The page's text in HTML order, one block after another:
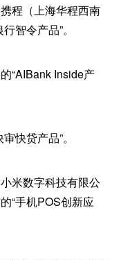
程（上海华程西南
智令产品”。
“AIBank Inside产
快贷产品”。
米数字科技有限公
“手机POS创新应